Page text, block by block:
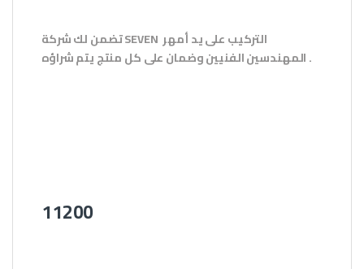
تضمن لك شركةSEVEN التركيب على يد أمهر
المهندسين الفنيين وضمان على كل منتج يتم شراؤه.
11200